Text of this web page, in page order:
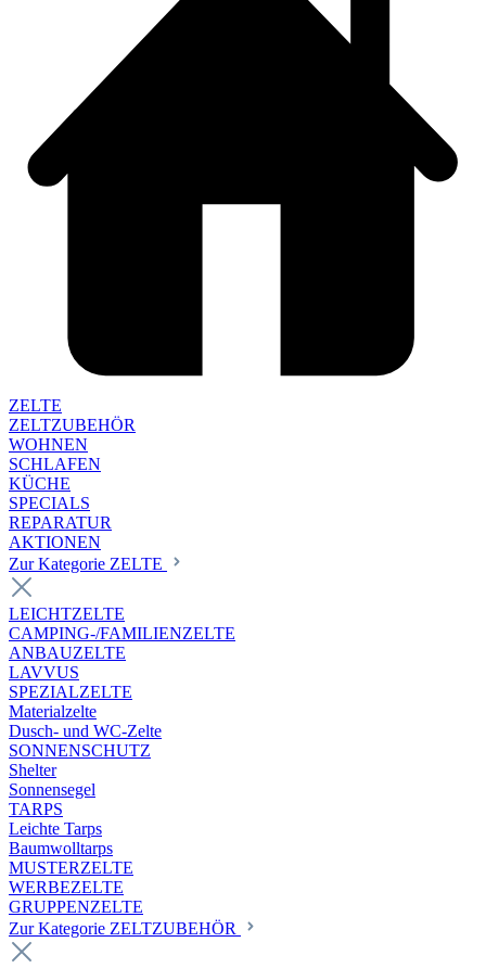
ZELTE
ZELTZUBEHÖR
WOHNEN
SCHLAFEN
KÜCHE
SPECIALS
REPARATUR
AKTIONEN
Zur Kategorie ZELTE
LEICHTZELTE
CAMPING-/FAMILIENZELTE
ANBAUZELTE
LAVVUS
SPEZIALZELTE
Materialzelte
Dusch- und WC-Zelte
SONNENSCHUTZ
Shelter
Sonnensegel
TARPS
Leichte Tarps
Baumwolltarps
MUSTERZELTE
WERBEZELTE
GRUPPENZELTE
Zur Kategorie ZELTZUBEHÖR